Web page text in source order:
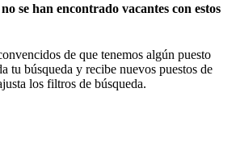
se han encontrado vacantes con estos
de que tenemos algún puesto
tu búsqueda y recibe nuevos puestos de
los filtros de búsqueda.